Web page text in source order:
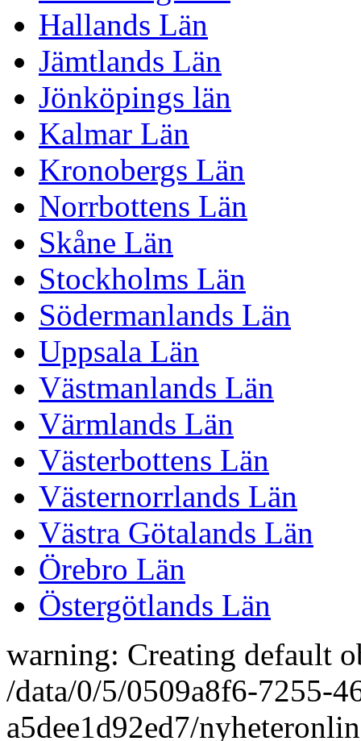
Hallands Län
Jämtlands Län
Jönköpings län
Kalmar Län
Kronobergs Län
Norrbottens Län
Skåne Län
Stockholms Län
Södermanlands Län
Uppsala Län
Västmanlands Län
Värmlands Län
Västerbottens Län
Västernorrlands Län
Västra Götalands Län
Örebro Län
Östergötlands Län
warning: Creating default
/data/0/5/0509a8f6-7255-
a5dee1d92ed7/